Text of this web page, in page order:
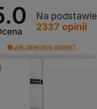
Na podstawie
2337 opinii
Jak zbieramy opinie?